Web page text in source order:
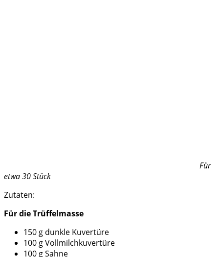
Für
etwa 30 Stück
Zutaten:
Für die Trüffelmasse
150 g dunkle Kuvertüre
100 g Vollmilchkuvertüre
100 g Sahne